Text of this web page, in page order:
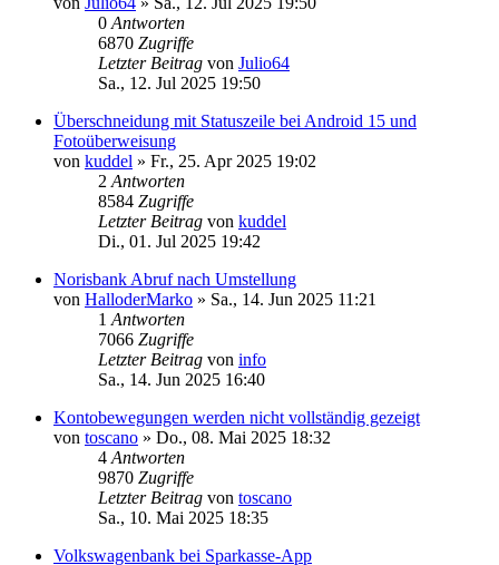
0 Antworten
6870 Zugriffe
Letzter Beitrag von Julio64
Sa., 12. Jul 2025 19:50
Überschneidung mit Statuszeile bei Android 15 und
Fotoüberweisung
von kuddel » Fr., 25. Apr 2025 19:02
2 Antworten
8584 Zugriffe
Letzter Beitrag von kuddel
Di., 01. Jul 2025 19:42
Norisbank Abruf nach Umstellung
von HalloderMarko » Sa., 14. Jun 2025 11:21
1 Antworten
7066 Zugriffe
Letzter Beitrag von info
Sa., 14. Jun 2025 16:40
Kontobewegungen werden nicht vollständig gezeigt
von toscano » Do., 08. Mai 2025 18:32
4 Antworten
9870 Zugriffe
Letzter Beitrag von toscano
Sa., 10. Mai 2025 18:35
Volkswagenbank bei Sparkasse-App